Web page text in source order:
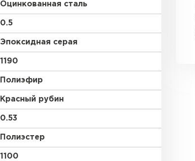
Оцинкованная сталь
0.5
Эпоксидная серая
1190
Полиэфир
Красный рубин
0.53
Полиэстер
1100